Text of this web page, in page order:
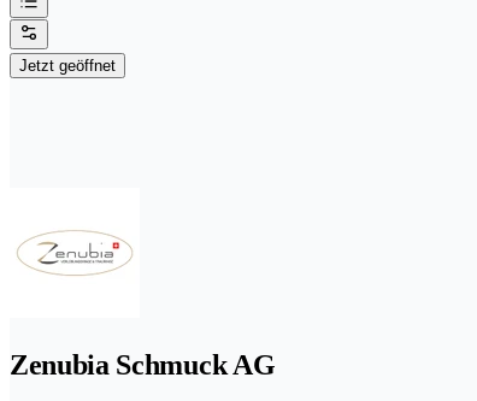
Jetzt geöffnet
Zenubia Schmuck AG